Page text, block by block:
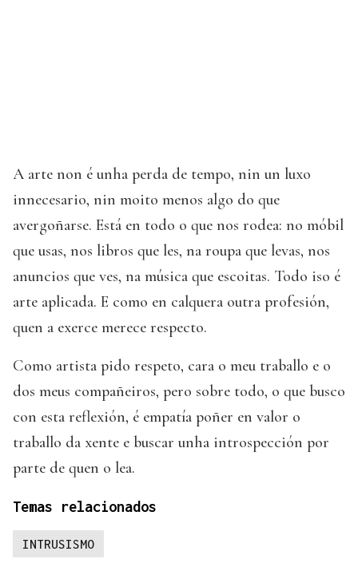
A arte non é unha perda de tempo, nin un luxo
innecesario, nin moito menos algo do que
avergoñarse. Está en todo o que nos rodea: no móbil
que usas, nos libros que les, na roupa que levas, nos
anuncios que ves, na música que escoitas. Todo iso é
arte aplicada. E como en calquera outra profesión,
quen a exerce merece respecto.
Como artista pido respeto, cara o meu traballo e o
dos meus compañeiros, pero sobre todo, o que busco
con esta reflexión, é empatía poñer en valor o
traballo da xente e buscar unha introspección por
parte de quen o lea.
Temas relacionados
INTRUSISMO